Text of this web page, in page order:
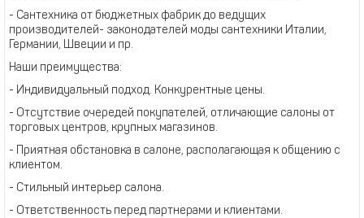
- Сантехника от бюджетных фабрик до ведущих
производителей- законодателей моды сантехники Италии,
Германии, Швеции и пр.
Наши преимущества:
- Индивидуальный подход. Конкурентные цены.
- Отсутствие очередей покупателей, отличающие салоны от
торговых центров, крупных магазинов.
- Приятная обстановка в салоне, располагающая к общению с
клиентом.
- Стильный интерьер салона.
- Ответственность перед партнерами и клиентами.